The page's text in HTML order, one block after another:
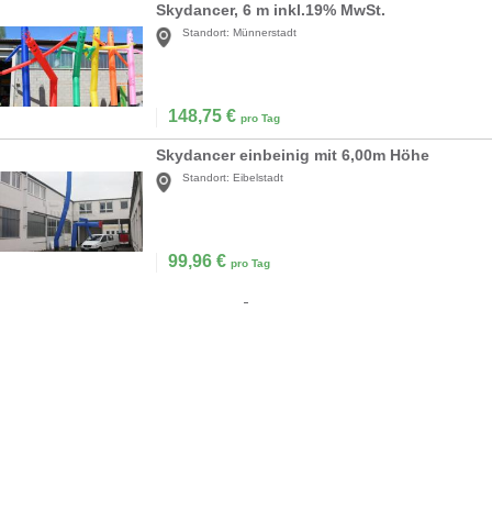
Skydancer, 6 m inkl.19% MwSt.
Standort: Münnerstadt
148,75 € pro Tag
Skydancer einbeinig mit 6,00m Höhe
Standort: Eibelstadt
99,96 € pro Tag